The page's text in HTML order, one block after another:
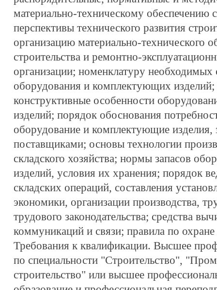
материально-техническому обеспечению
перспективы технического развития
организацию материально-технического
строительства и ремонтно-
организации; номенклатуру необходимых
оборудования и комплектующих изделий;
конструктивные особенности
изделий; порядок обоснования
оборудование и комплектующие изделия,
поставщиками; основы технологии
складского хозяйства; нормы запасов
изделий, условия их хранения; порядок
складских операций, составления
экономики, организации производства,
трудового законодательства; средства
коммуникаций и связи; правила по охране
Требования к квалификации. Высшее
по специальности "Строительство",
строительство" или высшее